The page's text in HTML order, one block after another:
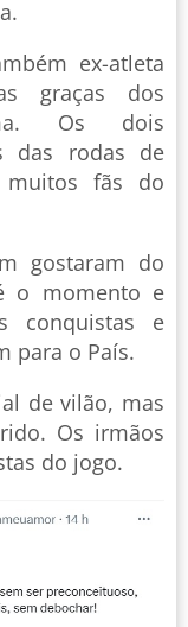
ex-atleta
graças dos
Os dois
das rodas de
muitos fãs do
gostaram do
o momento e
conquistas e
para o País.
de vilão, mas
Os irmãos
do jogo.